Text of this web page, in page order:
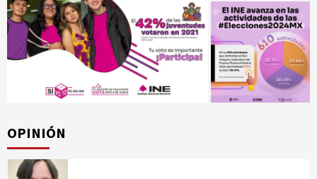
OPINIÓN